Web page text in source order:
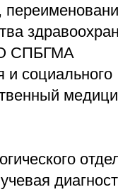
СПБГМА
социального